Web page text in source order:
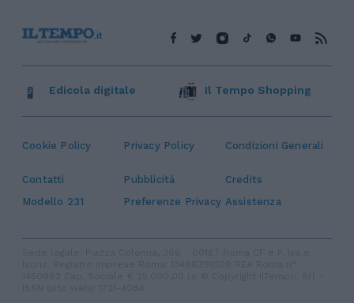
Cookie Policy Privacy Policy Condizioni Generali
Contatti Pubblicità
Credits
Modello 231
Preferenze Privacy Assistenza
Edicola digitale Il Tempo Shopping